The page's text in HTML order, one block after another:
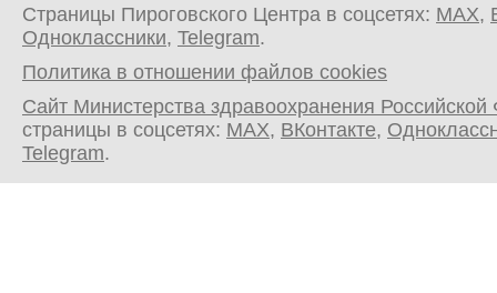
Страницы Пироговского Центра в соцсетях: MAX,
Одноклассники, Telegram.
Политика в отношении файлов cookies
Сайт Министерства здравоохранения
страницы в соцсетях: MAX, ВКонтакте,
Telegram.